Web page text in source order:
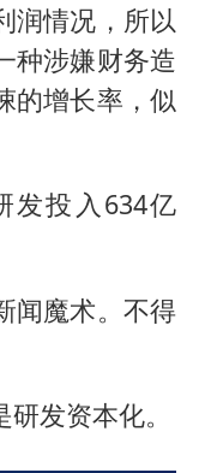
唐田赛前发布会上引用《孙子兵法》
台当局重金为“台独”织“皇帝新衣”
检测列车撞人致11死2伤 涉事单位被罚
身 共筑健康中国
润情况，所以
种涉嫌财务造
的增长率，似
发投入634亿
闻魔术。不得
发资本化。